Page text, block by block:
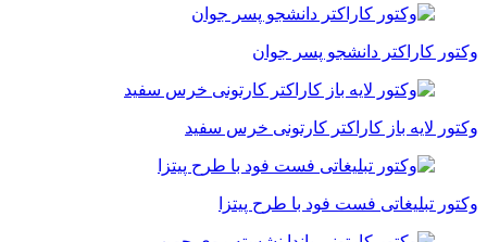
وکتور کاراکتر دانشجو پسر جوان
وکتور لایه باز کاراکتر کارتونی خرس سفید
وکتور تبلیغاتی فست فود با طرح پیتزا